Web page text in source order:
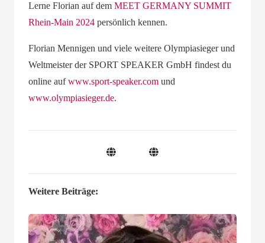
Lerne Florian auf dem MEET GERMANY SUMMIT
Rhein-Main 2024 persönlich kennen.
Florian Mennigen und viele weitere Olympiasieger und
Weltmeister der SPORT SPEAKER GmbH findest du
online aufwww.sport-speaker.com und
www.olympiasieger.de.
Weitere Beiträge: